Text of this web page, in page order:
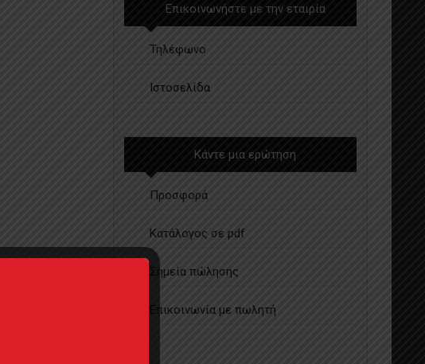
Επικοινωνήστε με την εταιρία
Τηλέφωνο
Ιστοσελίδα
Κάντε μια ερώτηση
Προσφορά
Κατάλογος σε pdf
Σημεία πώλησης
Επικοινωνία με πωλητή